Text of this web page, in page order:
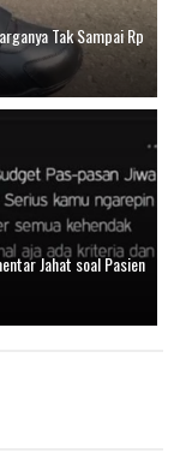
Tak Sampai Rp
Jahat soal Pasien